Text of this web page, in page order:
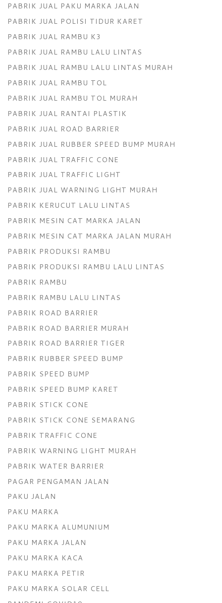
PABRIK JUAL PAKU MARKA JALAN
PABRIK JUAL POLISI TIDUR KARET
PABRIK JUAL RAMBU K3
PABRIK JUAL RAMBU LALU LINTAS
PABRIK JUAL RAMBU LALU LINTAS MURAH
PABRIK JUAL RAMBU TOL
PABRIK JUAL RAMBU TOL MURAH
PABRIK JUAL RANTAI PLASTIK
PABRIK JUAL ROAD BARRIER
PABRIK JUAL RUBBER SPEED BUMP MURAH
PABRIK JUAL TRAFFIC CONE
PABRIK JUAL TRAFFIC LIGHT
PABRIK JUAL WARNING LIGHT MURAH
PABRIK KERUCUT LALU LINTAS
PABRIK MESIN CAT MARKA JALAN
PABRIK MESIN CAT MARKA JALAN MURAH
PABRIK PRODUKSI RAMBU
PABRIK PRODUKSI RAMBU LALU LINTAS
PABRIK RAMBU
PABRIK RAMBU LALU LINTAS
PABRIK ROAD BARRIER
PABRIK ROAD BARRIER MURAH
PABRIK ROAD BARRIER TIGER
PABRIK RUBBER SPEED BUMP
PABRIK SPEED BUMP
PABRIK SPEED BUMP KARET
PABRIK STICK CONE
PABRIK STICK CONE SEMARANG
PABRIK TRAFFIC CONE
PABRIK WARNING LIGHT MURAH
PABRIK WATER BARRIER
PAGAR PENGAMAN JALAN
PAKU JALAN
PAKU MARKA
PAKU MARKA ALUMUNIUM
PAKU MARKA JALAN
PAKU MARKA KACA
PAKU MARKA PETIR
PAKU MARKA SOLAR CELL